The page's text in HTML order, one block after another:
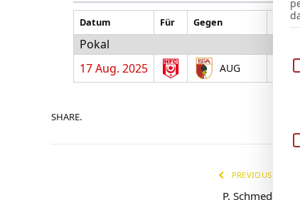
Datum Für Gegen
Pokal
17 Aug. 2025
AUG H
SHARE.
PREVIOUS
P. Schmedemann